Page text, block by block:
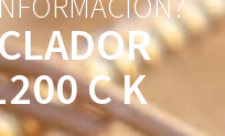
C K